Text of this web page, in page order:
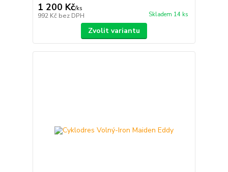
1 200 Kč/ks
992 Kč bez DPH Skladem 14 ks
Zvolit variantu